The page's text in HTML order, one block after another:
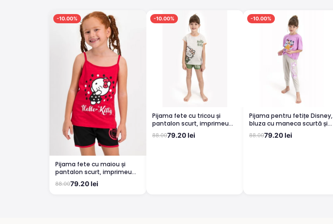
-10.00%
Pijama fete cu maiou și
pantalon scurt, imprimeu
Hello Kitty, Rosu
88.0079.20 lei
-10.00%
Pijama fete cu tricou și
pantalon scurt, imprimeu
Hello Kitty, Verde
88.0079.20 lei
-10.00%
Pijama pentru fetițe Disney,
bluza cu maneca scurtă și
pantaloni lungi, imprimeu
Mickey & Friends, mov
88.0079.20 lei